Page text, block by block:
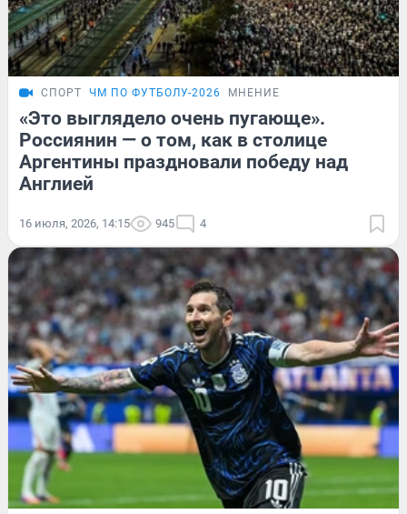
СПОРТ ЧМ ПО ФУТБОЛУ-2026 МНЕНИЕ
«Это выглядело очень пугающе».
Россиянин — о том, как в столице
Аргентины праздновали победу над
Англией
16 июля, 2026, 14:15 945 4